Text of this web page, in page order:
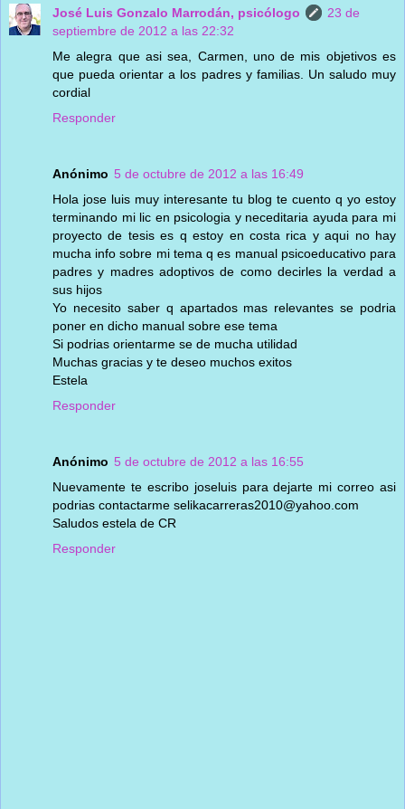
José Luis Gonzalo Marrodán, psicólogo
23 de
septiembre de 2012 a las 22:32
Me alegra que asi sea, Carmen, uno de mis objetivos es
que pueda orientar a los padres y familias. Un saludo muy
cordial
Responder
Anónimo 5 de octubre de 2012 a las 16:49
Hola jose luis muy interesante tu blog te cuento q yo estoy
terminando mi lic en psicologia y neceditaria ayuda para mi
proyecto de tesis es q estoy en costa rica y aqui no hay
mucha info sobre mi tema q es manual psicoeducativo para
padres y madres adoptivos de como decirles la verdad a
sus hijos
Yo necesito saber q apartados mas relevantes se podria
poner en dicho manual sobre ese tema
Si podrias orientarme se de mucha utilidad
Muchas gracias y te deseo muchos exitos
Estela
Responder
Anónimo 5 de octubre de 2012 a las 16:55
Nuevamente te escribo joseluis para dejarte mi correo asi
podrias contactarme selikacarreras2010@yahoo.com
Saludos estela de CR
Responder